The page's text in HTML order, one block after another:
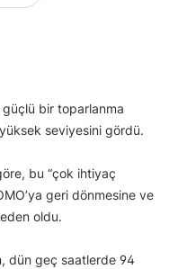
güçlü bir toparlanma
seviyesini gördü.
bu “çok ihtiyaç
geri dönmesine ve
oldu.
dün geç saatlerde 94